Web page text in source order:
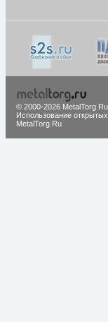
© 2000-2026 MetalTorg.Ru,
Использование
MetalTorg.Ru